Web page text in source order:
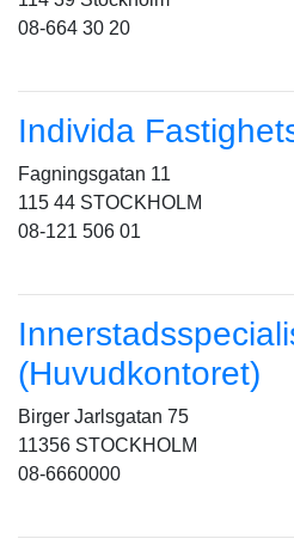
08-664 30 20
Individa
Fagningsgatan 11
115 44 STOCKHOLM
08-121 506 01
(Huvudkontoret)
Birger Jarlsgatan 75
11356 STOCKHOLM
08-6660000